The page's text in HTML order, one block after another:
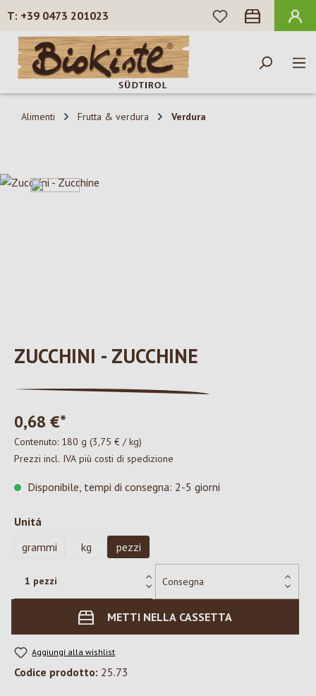
Passa al contenuto principale
+39 0473 201023
HAI 0 ARTICOLI
Alimenti Frutta & verdura Verdura
Salta la galleria di immagini
ZUCCHINI - ZUCCHINE
0,68 €*
Contenuto: 180 g (3,75 € / kg)
Prezzi incl. IVA più costi di spedizione
Disponibile, tempi di consegna: 2-5 giorni
Seleziona
Unitá
grammi
kg pezzi
METTI NELLA CASSETTA
Aggiungi alla wishlist
Codice prodotto: 25.73